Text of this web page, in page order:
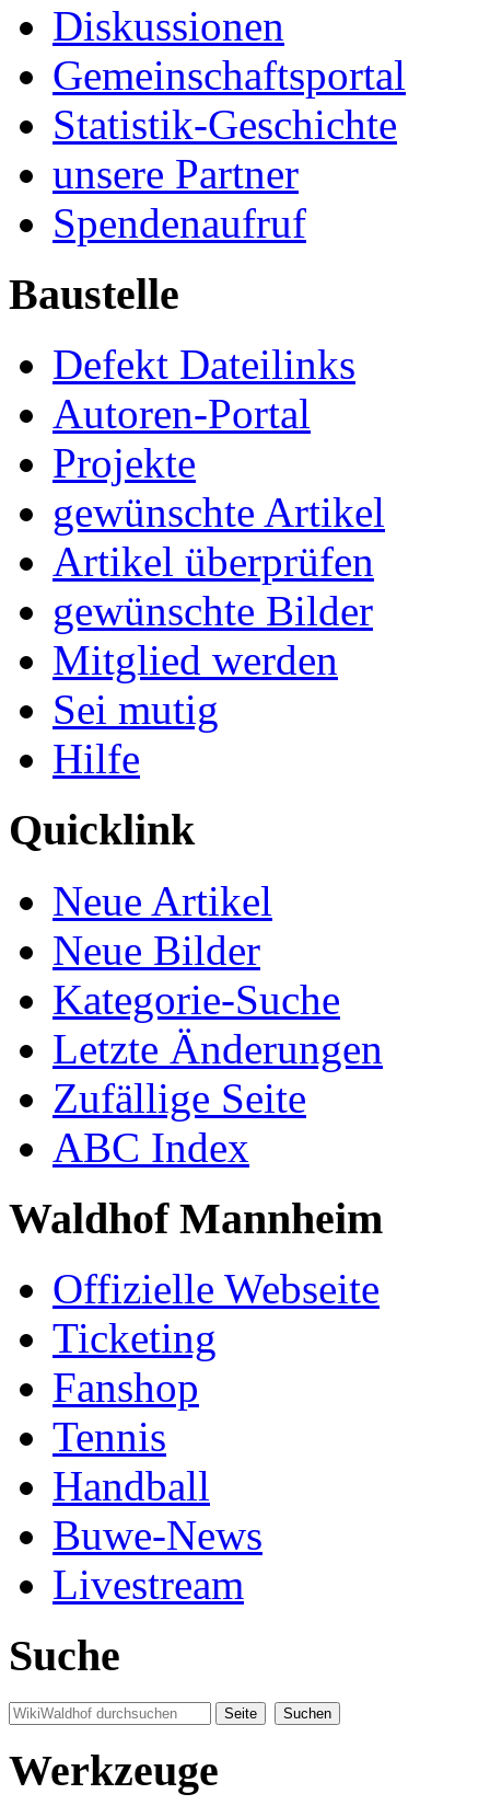
Diskussionen
Gemeinschaftsportal
Statistik-Geschichte
unsere Partner
Spendenaufruf
Baustelle
Defekt Dateilinks
Autoren-Portal
Projekte
gewünschte Artikel
Artikel überprüfen
gewünschte Bilder
Mitglied werden
Sei mutig
Hilfe
Quicklink
Neue Artikel
Neue Bilder
Kategorie-Suche
Letzte Änderungen
Zufällige Seite
ABC Index
Waldhof Mannheim
Offizielle Webseite
Ticketing
Fanshop
Tennis
Handball
Buwe-News
Livestream
Suche
Werkzeuge